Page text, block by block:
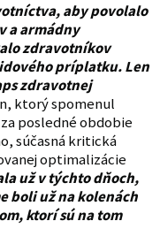
aby povolalo
a armádny
zdravotníkov
príplatku. Len
zdravotnej
ktorý spomenul
posledné obdobie
súčasná kritická
optimalizácie
už v týchto dňoch,
boli už na kolenách
ktorí sú na tom